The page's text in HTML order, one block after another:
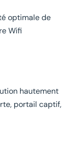
optimale de
Wifi
hautement
portail captif,